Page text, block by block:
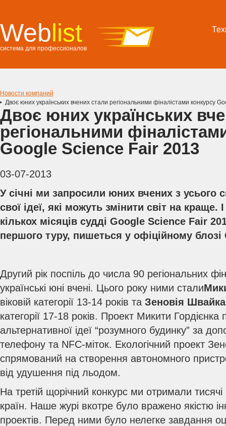
Weblist
система для профессионалов
Новости компаний
Двоє юних українських вчених стали регіональними фіналістами конкурсу
Двоє юних українських
регіональними
Google Science Fair 2013
03-07-2013
У січні ми запросили юних вчених з усього
свої ідеї, які можуть змінити світ на краще.
кількох місяців судді Google Science Fair
першого туру, пишеться у офiцiйному блозi
Другий рік поспіль до числа 90 регіональних
українські юні вчені. Цього року ними стали
віковій категорії 13-14 років та Зеновія
категорії 17-18 років. Проект Микити Гордієнка
альтернативної ідеї “розумного будинку” за
телефону та NFC-міток. Екологічний проект
спрямований на створення автономного
від удушення під льодом.
На третій щорічний конкурс ми отримали
країн. Наше журі вкотре було вражено якістю
проектів. Перед ними було нелегке завдання